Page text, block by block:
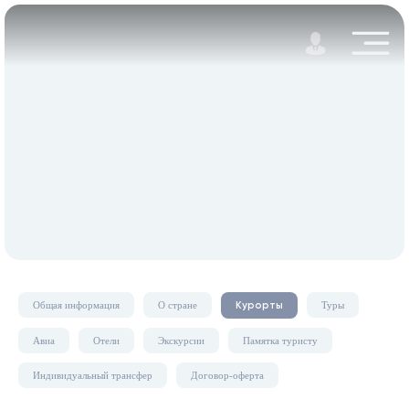
Общая информация О стране Курорты Туры
Авиа Отели Экскурсии Памятка туристу
Индивидуальный трансфер Договор-оферта